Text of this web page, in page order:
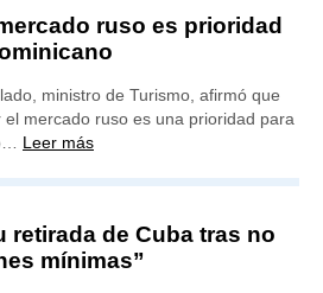
ruso es prioridad
ministro de Turismo, afirmó que
el mercado ruso es una prioridad para
Leer más
retirada de Cuba tras no
mínimas”